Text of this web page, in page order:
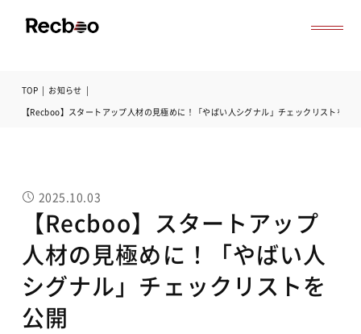
導入事例
無料オンライン相談
サービス資料ダウンロード
TOP | お知らせ |
【Recboo】スタートアップ人材の見極めに！「やばい人シグナル」チェックリストを公
2025.10.03
【Recboo】スタートアップ
人材の見極めに！「やばい人
シグナル」チェックリストを
公開